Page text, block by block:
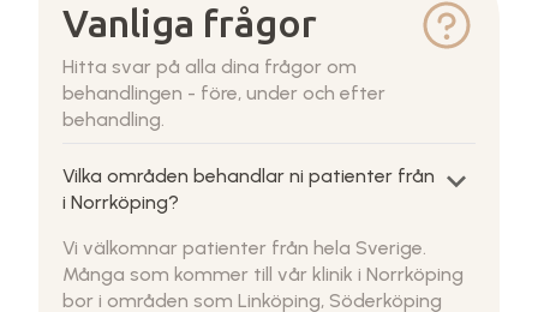
Vanliga frågor
Hitta svar på alla dina frågor om
behandlingen - före, under och efter
behandling.
Vilka områden behandlar ni patienter från
i Norrköping?
keyboard_arrow_down
Vi välkomnar patienter från hela Sverige.
Många som kommer till vår klinik i Norrköping
bor i områden som Linköping, Söderköping